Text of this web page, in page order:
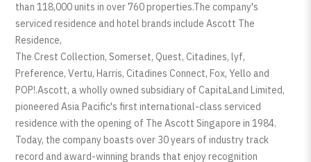
than 118,000 units in over 760 properties.The company's
serviced residence and hotel brands include Ascott The
Residence,
The Crest Collection, Somerset, Quest, Citadines, lyf,
Preference, Vertu, Harris, Citadines Connect, Fox, Yello and
POP!.Ascott, a wholly owned subsidiary of CapitaLand Limited,
pioneered Asia Pacific's first international-class serviced
residence with the opening of The Ascott Singapore in 1984.
Today, the company boasts over 30 years of industry track
record and award-winning brands that enjoy recognition